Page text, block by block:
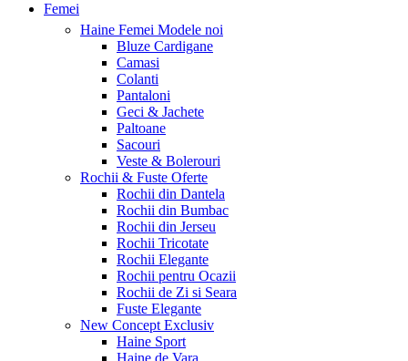
Femei
Haine Femei Modele noi
Bluze Cardigane
Camasi
Colanti
Pantaloni
Geci & Jachete
Paltoane
Sacouri
Veste & Bolerouri
Rochii & Fuste Oferte
Rochii din Dantela
Rochii din Bumbac
Rochii din Jerseu
Rochii Tricotate
Rochii Elegante
Rochii pentru Ocazii
Rochii de Zi si Seara
Fuste Elegante
New Concept Exclusiv
Haine Sport
Haine de Vara